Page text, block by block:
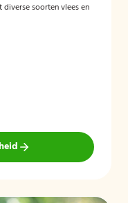
diverse soorten vlees en